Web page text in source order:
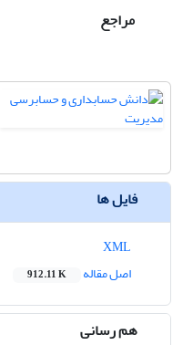
مراجع
فایل ها
اصل مقاله
912.11 K
هم رسانی